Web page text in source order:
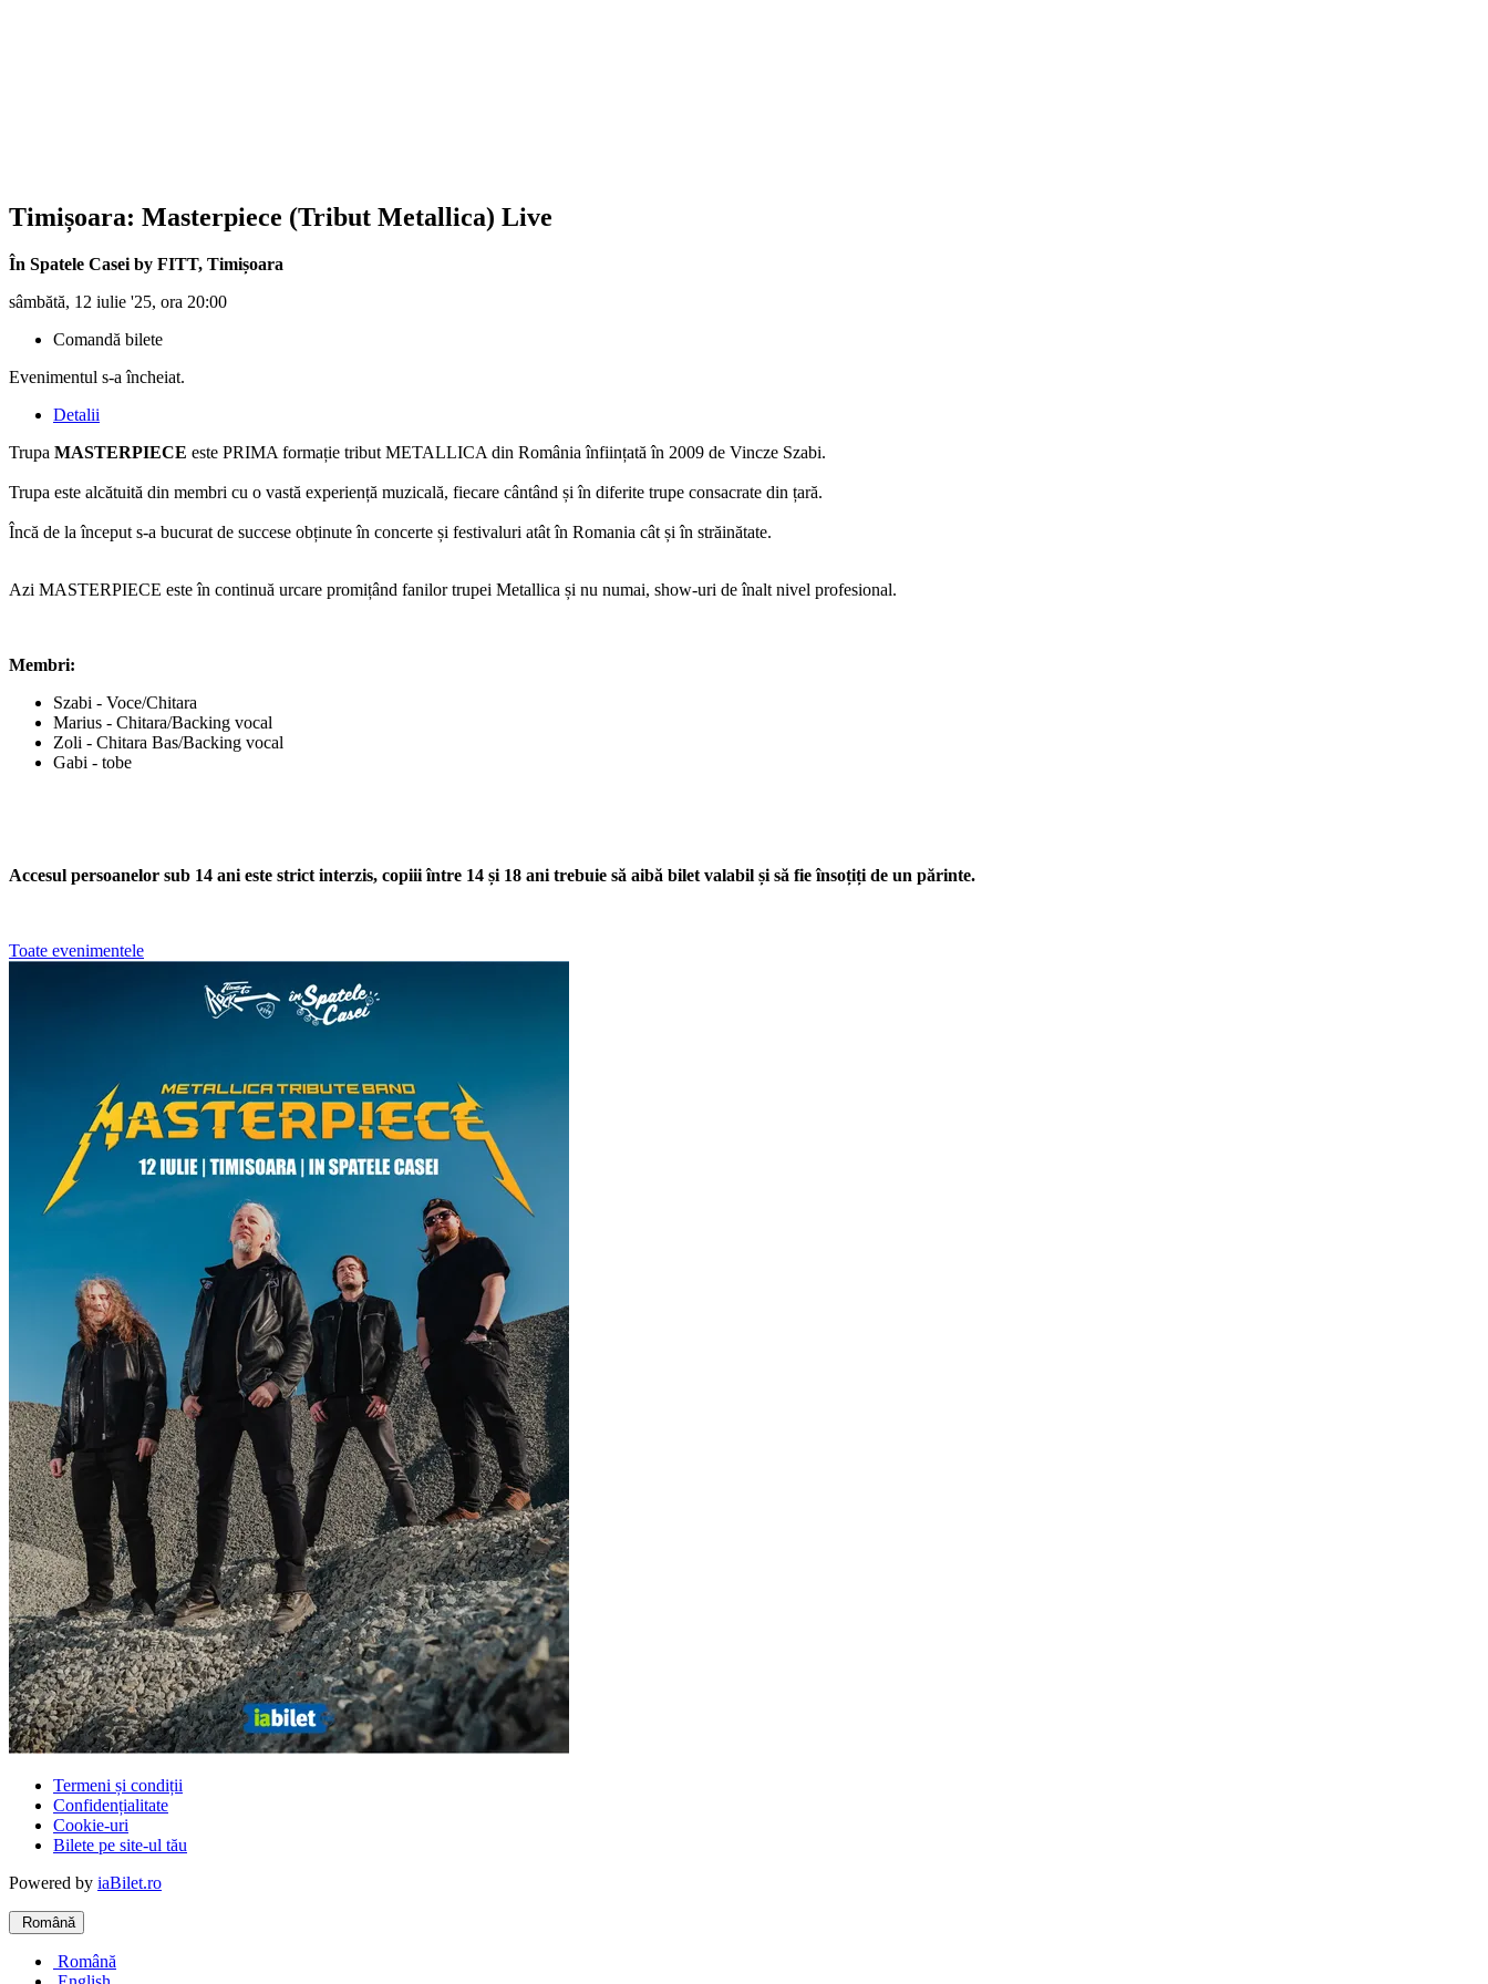
Timișoara: Masterpiece (Tribut Metallica) Live
În Spatele Casei by FITT, Timișoara
sâmbătă, 12 iulie '25, ora 20:00
Comandă bilete
Evenimentul s-a încheiat.
Detalii
Trupa MASTERPIECE este PRIMA formație tribut METALLICA din România înființată în 2009 de Vincze Szabi.
Trupa este alcătuită din membri cu o vastă experiență muzicală, fiecare cântând și în diferite trupe consacrate din țară.
Încă de la început s-a bucurat de succese obținute în concerte și festivaluri atât în Romania cât și în străinătate.
Azi MASTERPIECE este în continuă urcare promițând fanilor trupei Metallica și nu numai, show-uri de înalt nivel profesional.
Membri:
Szabi - Voce/Chitara
Marius - Chitara/Backing vocal
Zoli - Chitara Bas/Backing vocal
Gabi - tobe
Accesul persoanelor sub 14 ani este strict interzis, copiii între 14 și 18 ani trebuie să aibă bilet valabil și să fie însoțiți de un părinte.
Toate evenimentele
Termeni și condiții
Confidențialitate
Cookie-uri
Bilete pe site-ul tău
Powered by iaBilet.ro
Română
Română